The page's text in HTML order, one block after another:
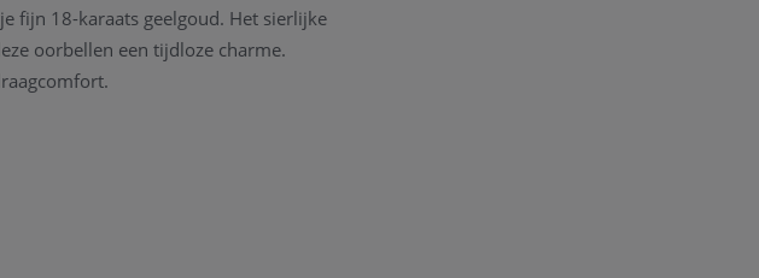
fijn 18-karaats geelgoud. Het sierlijke
oorbellen een tijdloze charme.